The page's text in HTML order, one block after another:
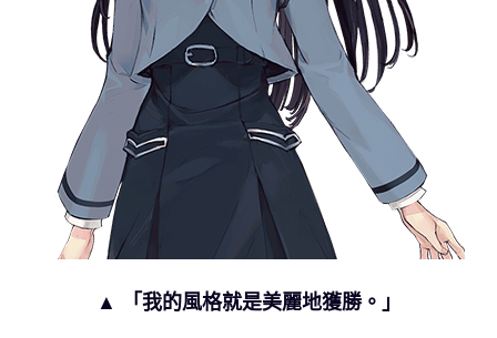
▲ 「我的風格就是美麗地獲勝。」